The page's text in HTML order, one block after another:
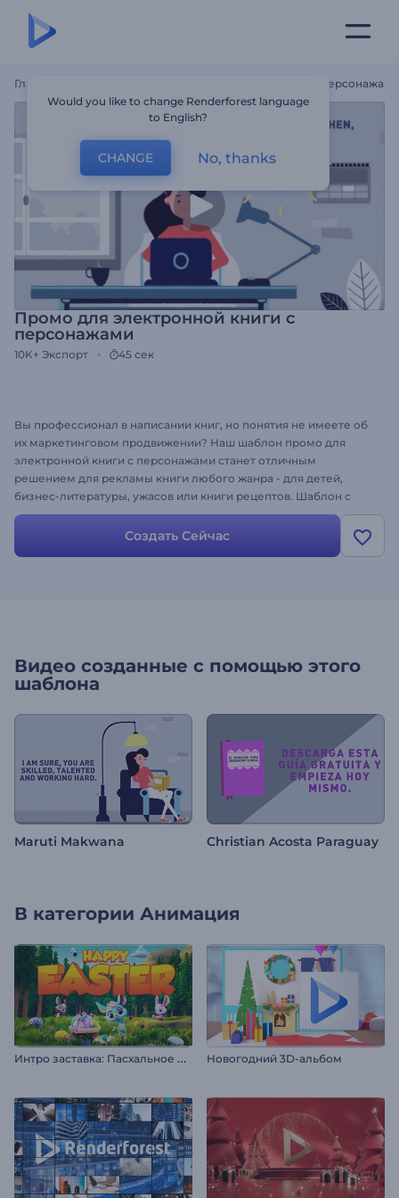
Главная Промо Для Электронной Книги С Персонажами
Промо для электронной книги с
персонажами
10K+ Экспорт 45 сек
Вы профессионал в написании книг, но понятия не имеете об
их маркетинговом продвижении? Наш шаблон промо для
электронной книги с персонажами станет отличным
решением для рекламы книги любого жанра - для детей,
бизнес-литературы, ужасов или книги рецептов. Шаблон с
красивой анимацией с персонажами и редактируемыми
цветами специально создан для маркетингового
продвижения электронных книг. Просто добавьте текст,
Создать Сейчас
Видео созданные с помощью этого
шаблона
Maruti Makwana Christian Acosta Paraguay
В категории Анимация
И
нтро заставка: Пасхальное приключение Новогодний 3D-альбом
Would you like to change Renderforest language
to English?
CHANGE No, thanks